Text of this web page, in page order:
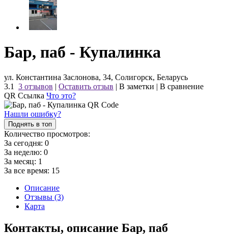
Бар, паб - Купалинка
ул. Константина Заслонова, 34, Солигорск, Беларусь
3.1
3 отзывов | Оставить отзыв | В заметки | В сравнение
QR Ссылка Что это?
Нашли ошибку?
Поднять в топ
Количество просмотров:
За сегодня: 0
За неделю: 0
За месяц: 1
За все время: 15
Описание
Отзывы (3)
Карта
Контакты, описание Бар, паб